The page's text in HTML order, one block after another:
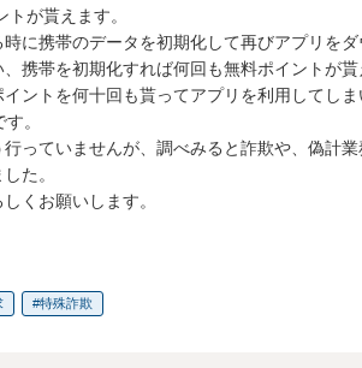
が貰えます。
に携帯のデータを初期化して再びアプリをダ
携帯を初期化すれば何回も無料ポイントが貰
ントを何十回も貰ってアプリを利用してしま
。
っていませんが、調べみると詐欺や、偽計業
た。
くお願いします。
特殊詐欺